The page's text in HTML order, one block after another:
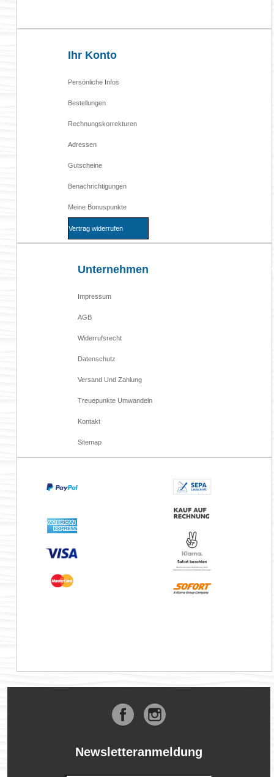
Ihr Konto
Persönliche Infos
Bestellungen
Rechnungskorrekturen
Adressen
Gutscheine
Benachrichtigungen
Meine Bonuspunkte
Vertrag widerrufen
Unternehmen
Impressum
AGB
Widerrufsrecht
Datenschutz
Versand Und Zahlung
Treuepunkte Umwandeln
Kontakt
Sitemap
Facebook
Newsletteranmeldung